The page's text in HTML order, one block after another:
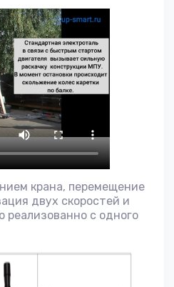
крана, перемещение
двух скоростей и
реализованно с одного